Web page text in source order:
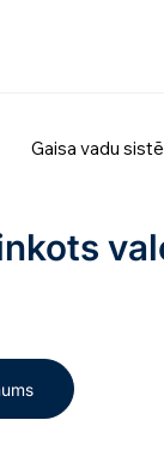
Gaisa vadu